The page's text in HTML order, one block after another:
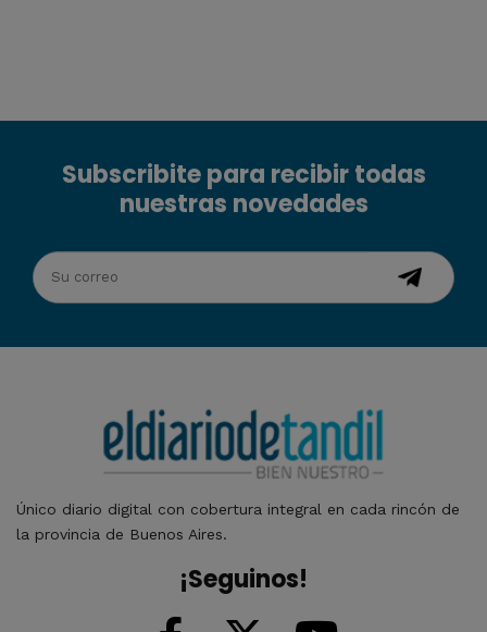
Subscribite para recibir todas
nuestras novedades
Único diario digital con cobertura integral en cada rincón de
la provincia de Buenos Aires.
¡Seguinos!